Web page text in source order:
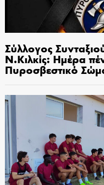
Σύλλογος
Ν.Κιλκίς: Ημέρα
Πυροσβεστικό